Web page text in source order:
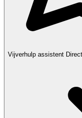
Vijverhulp assistent